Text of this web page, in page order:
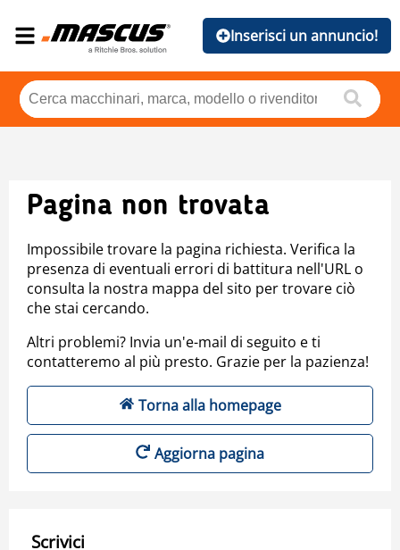
Inserisci un annuncio!
Pagina non trovata
Impossibile trovare la pagina richiesta. Verifica la
presenza di eventuali errori di battitura nell'URL o
consulta la nostra mappa del sito per trovare ciò
che stai cercando.
Altri problemi? Invia un'e-mail di seguito e ti
contatteremo al più presto. Grazie per la pazienza!
Torna alla homepage
Aggiorna pagina
Scrivici